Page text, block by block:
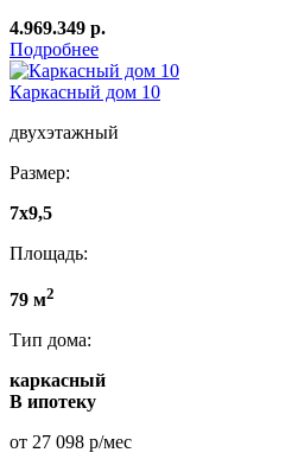
4.969.349 р.
Подробнее
Каркасный дом 10
двухэтажный
Размер:
7х9,5
Площадь:
79 м2
Тип дома:
каркасный
В ипотеку
от 27 098 р/мес